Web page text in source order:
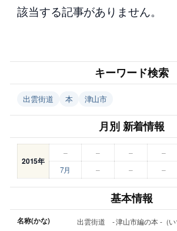
該当する記事がありません。
キーワード検索
出雲街道 本 津山市
月別 新着情報
2015年
– – – –
7月
– – –
基本情報
名称(かな) 出雲街道 - 津山市編の本 -（い